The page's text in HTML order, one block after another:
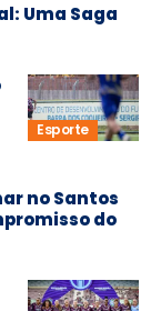
Uma Saga
Esporte
no Santos
do